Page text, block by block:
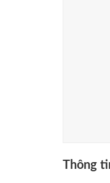
Thông